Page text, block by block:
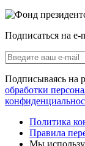
Подписаться на e-
Подписываясь на
обработки
Политика
Правила